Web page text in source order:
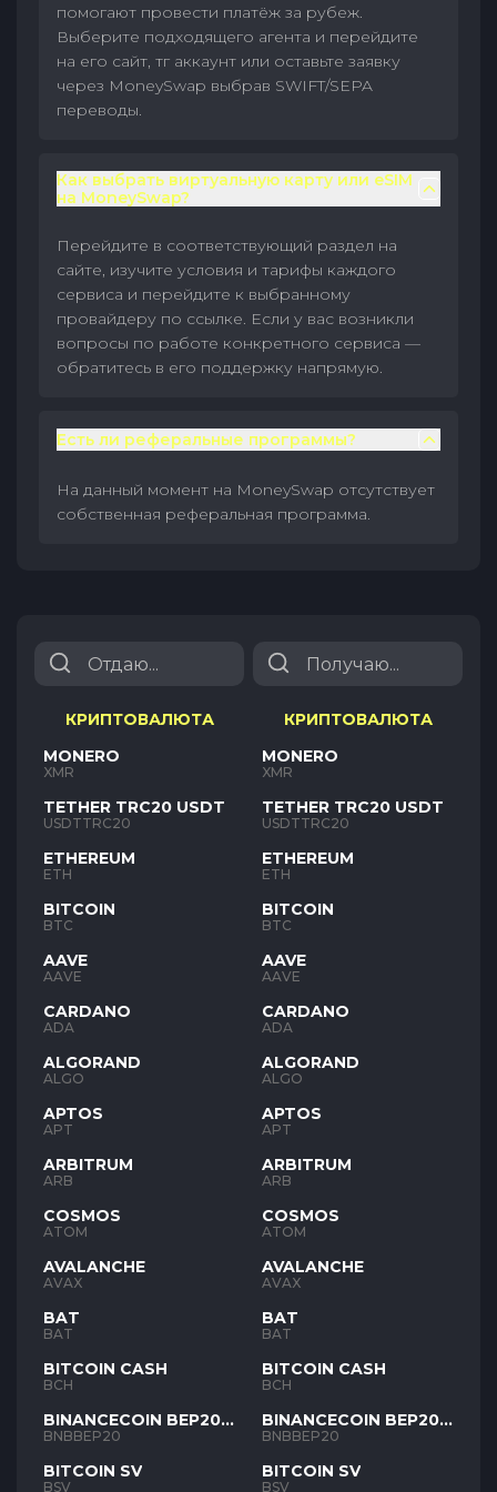
помогают провести платёж за рубеж.
Выберите подходящего агента и перейдите
на его сайт, тг аккаунт или оставьте заявку
через MoneySwap выбрав SWIFT/SEPA
переводы.
Как выбрать виртуальную карту или eSIM
на MoneySwap?
Перейдите в соответствующий раздел на
сайте, изучите условия и тарифы каждого
сервиса и перейдите к выбранному
провайдеру по ссылке. Если у вас возникли
вопросы по работе конкретного сервиса —
обратитесь в его поддержку напрямую.
Есть ли реферальные программы?
На данный момент на MoneySwap отсутствует
собственная реферальная программа.
КРИПТОВАЛЮТА
MONERO
XMR
TETHER TRC20 USDT
USDTTRC20
ETHEREUM
ETH
BITCOIN
BTC
AAVE
AAVE
CARDANO
ADA
ALGORAND
ALGO
APTOS
APT
ARBITRUM
ARB
COSMOS
ATOM
AVALANCHE
AVAX
BAT
BAT
BITCOIN CASH
BCH
BINANCECOIN BEP20
BNB
BNBBEP20
BITCOIN SV
BSV
КРИПТОВАЛЮТА
MONERO
XMR
TETHER TRC20 USDT
USDTTRC20
ETHEREUM
ETH
BITCOIN
BTC
AAVE
AAVE
CARDANO
ADA
ALGORAND
ALGO
APTOS
APT
ARBITRUM
ARB
COSMOS
ATOM
AVALANCHE
AVAX
BAT
BAT
BITCOIN CASH
BCH
BINANCECOIN BEP20
BNB
BNBBEP20
BITCOIN SV
BSV